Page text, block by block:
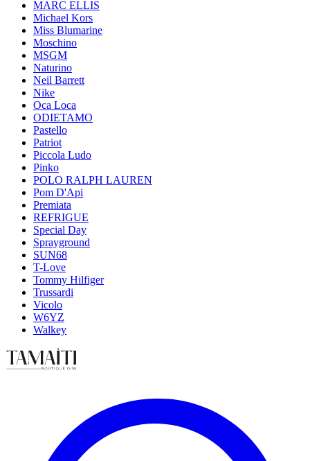
MARC ELLIS
Michael Kors
Miss Blumarine
Moschino
MSGM
Naturino
Neil Barrett
Nike
Oca Loca
ODIETAMO
Pastello
Patriot
Piccola Ludo
Pinko
POLO RALPH LAUREN
Pom D'Api
Premiata
REFRIGUE
Special Day
Sprayground
SUN68
T-Love
Tommy Hilfiger
Trussardi
Vicolo
W6YZ
Walkey